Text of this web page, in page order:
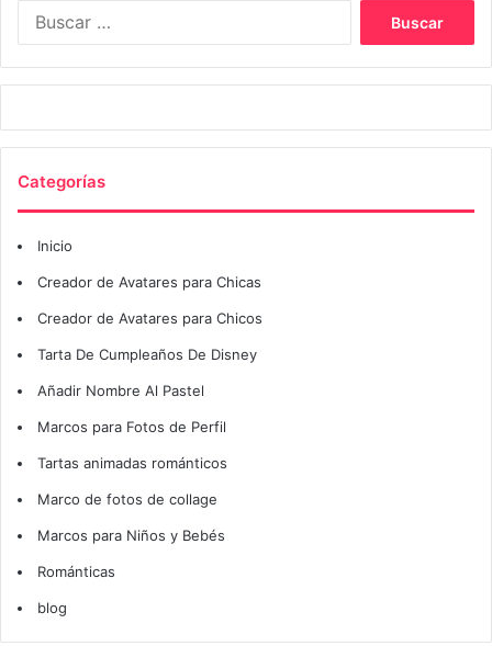
Categorías
Inicio
Creador de Avatares para Chicas
Creador de Avatares para Chicos
Tarta De Cumpleaños De Disney
Añadir Nombre Al Pastel
Marcos para Fotos de Perfil
Tartas animadas románticos
Marco de fotos de collage
Marcos para Niños y Bebés
Románticas
blog